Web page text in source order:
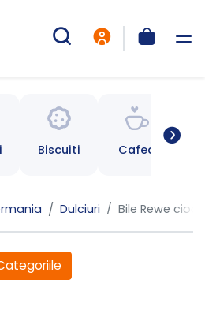
Biscuiti Cafea
Dulciuri Bile Rewe